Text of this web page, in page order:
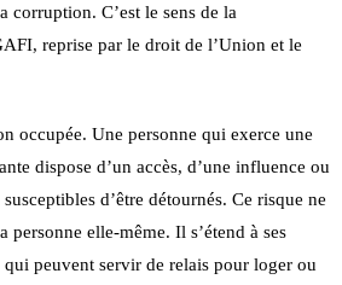
corruption. C’est le sens de la
reprise par le droit de l’Union et le
occupée. Une personne qui exerce une
dispose d’un accès, d’une influence ou
d’être détournés. Ce risque ne
personne elle-même. Il s’étend à ses
qui peuvent servir de relais pour loger ou